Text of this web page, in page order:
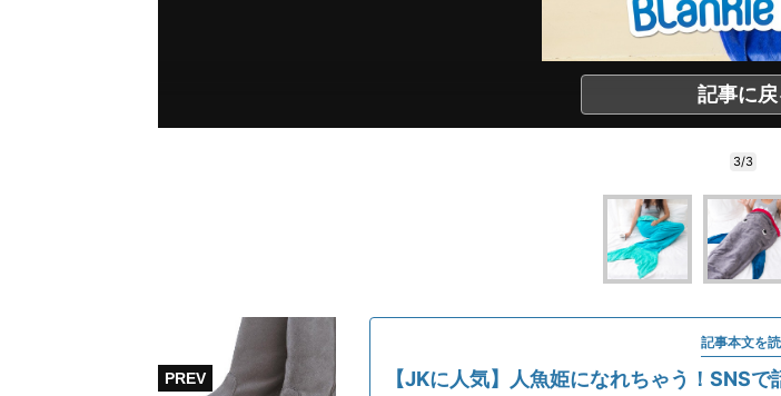
記事に戻
3/3
記事本文を
【JKに人気】人魚姫になれちゃう！SNS